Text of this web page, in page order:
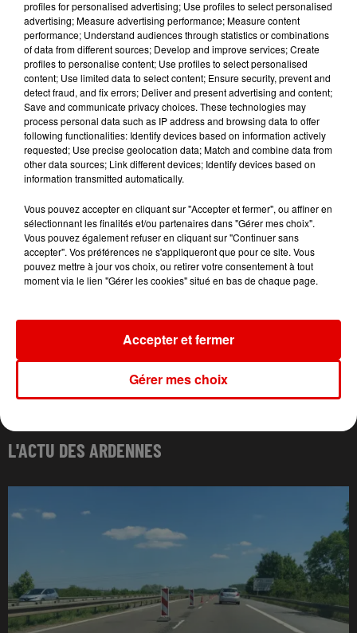
21h23
21h23
ICE MC
Think About The
Way
21h20
21h20
RIVIERA
She Doesn't Mind
21h16
21h16
DONNA SUMMER
Hot Stuff
L'ACTU DES ARDENNES
profiles for personalised advertising; Use profiles to select personalised
advertising; Measure advertising performance; Measure content
performance; Understand audiences through statistics or combinations
of data from different sources; Develop and improve services; Create
profiles to personalise content; Use profiles to select personalised
content; Use limited data to select content; Ensure security, prevent and
detect fraud, and fix errors; Deliver and present advertising and content;
Save and communicate privacy choices. These technologies may
process personal data such as IP address and browsing data to offer
following functionalities: Identify devices based on information actively
requested; Use precise geolocation data; Match and combine data from
other data sources; Link different devices; Identify devices based on
information transmitted automatically.
Vous pouvez accepter en cliquant sur "Accepter et fermer", ou affiner en
sélectionnant les finalités et/ou partenaires dans "Gérer mes choix".
Vous pouvez également refuser en cliquant sur "Continuer sans
accepter". Vos préférences ne s'appliqueront que pour ce site. Vous
pouvez mettre à jour vos choix, ou retirer votre consentement à tout
moment via le lien "Gérer les cookies" situé en bas de chaque page.
Gérer mes choix
Accepter et fermer